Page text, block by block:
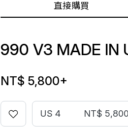
直接購買
990 V3 MADE IN
NT$ 5,800+
US 4 NT$ 5,800